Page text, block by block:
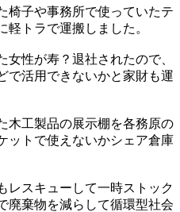
椅子や事務所で使っていたテ
トラで運搬しました。
性が寿？退社されたので、
で活用できないかと家財も運
木工製品の展示棚を各務原の
ットで使えないかシェア倉庫
レスキューして一時ストック
廃棄物を減らして循環型社会